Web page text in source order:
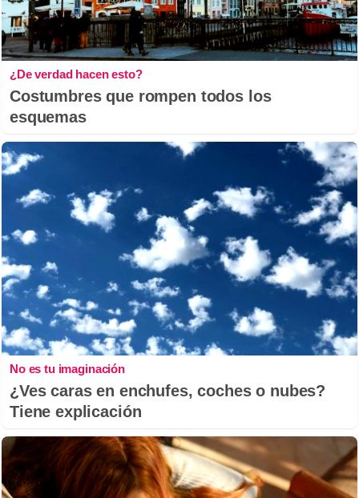
¿De verdad hacen esto?
Costumbres que rompen todos los
esquemas
No es tu imaginación
¿Ves caras en enchufes, coches o nubes?
Tiene explicación